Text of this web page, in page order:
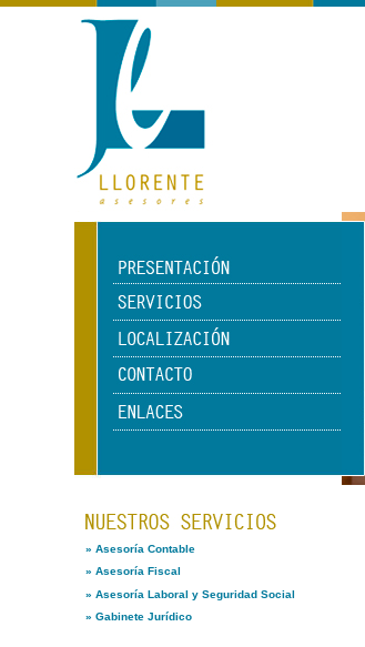
» Asesoría Contable
» Asesoría Fiscal
» Asesoría Laboral y Seguridad Social
» Gabinete Jurídico